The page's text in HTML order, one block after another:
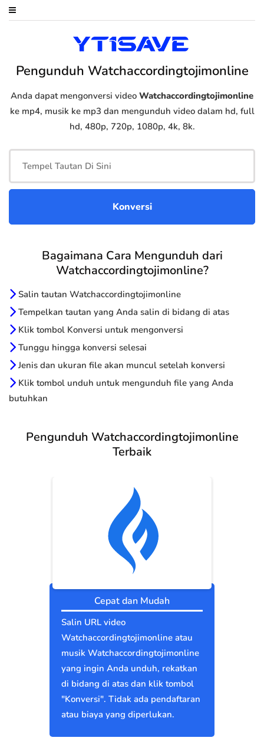
Pengunduh Watchaccordingtojimonline
Anda dapat mengonversi video Watchaccordingtojimonline
ke mp4, musik ke mp3 dan mengunduh video dalam hd, full
hd, 480p, 720p, 1080p, 4k, 8k.
Bagaimana Cara Mengunduh dari
Watchaccordingtojimonline?
Salin tautan Watchaccordingtojimonline
Tempelkan tautan yang Anda salin di bidang di atas
Klik tombol Konversi untuk mengonversi
Tunggu hingga konversi selesai
Jenis dan ukuran file akan muncul setelah konversi
Klik tombol unduh untuk mengunduh file yang Anda
butuhkan
Pengunduh Watchaccordingtojimonline
Terbaik
Cepat dan Mudah
Salin URL video
Watchaccordingtojimonline atau
musik Watchaccordingtojimonline
yang ingin Anda unduh, rekatkan
di bidang di atas dan klik tombol
"Konversi". Tidak ada pendaftaran
atau biaya yang diperlukan.